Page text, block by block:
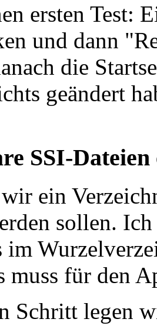
ersten Test:
und dann
die
geändert
SSI-Dateien
ein
sollen.
im
muss für den
Schritt legen